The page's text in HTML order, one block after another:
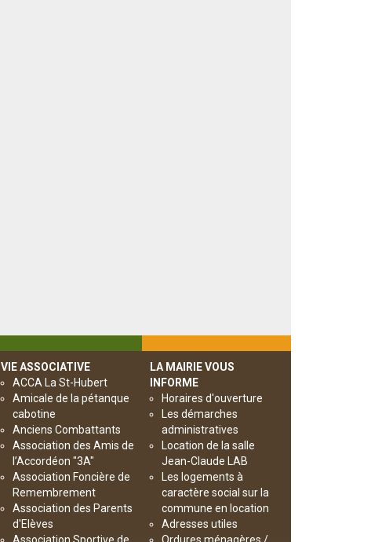
VIE ASSOCIATIVE
ACCA La St-Hubert
Amicale de la pétanque
cabotine
Anciens Combattants
Association des Amis de
l’Accordéon "3A"
Association Foncière de
Remembrement
Association des Parents
d'Elèves
LA MAIRIE VOUS
INFORME
Horaires d'ouverture
Les démarches
administratives
Location de la salle
Jean-Claude LAB
Les logements à
caractère social sur la
commune en location
Adresses utiles